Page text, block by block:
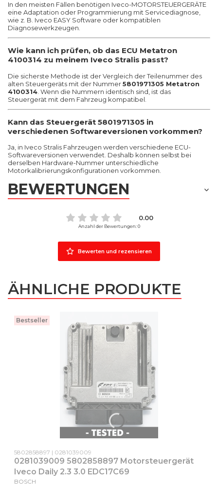
In den meisten Fällen benötigen Iveco-MOTORSTEUERGERÄTE
eine Adaptation oder Programmierung mit Servicediagnose,
wie z. B. Iveco EASY Software oder kompatiblen
Diagnosewerkzeugen.
Wie kann ich prüfen, ob das ECU Metatron
4100314 zu meinem Iveco Stralis passt?
Die sicherste Methode ist der Vergleich der Teilenummer des
alten Steuergeräts mit der Nummer5801971305 Metatron
4100314 . Wenn die Nummern identisch sind, ist das
Steuergerät mit dem Fahrzeug kompatibel.
Kann das Steuergerät 5801971305 in
verschiedenen Softwareversionen vorkommen?
Ja, in Iveco Stralis Fahrzeugen werden verschiedene ECU-
Softwareversionen verwendet. Deshalb können selbst bei
derselben Hardware-Nummer unterschiedliche
Motorkalibrierungskonfigurationen vorkommen.
BEWERTUNGEN
0.00
Anzahl der Bewertungen: 0
Bewerten und rezensieren
ÄHNLICHE PRODUKTE
Bestseller
Produktcode
5802858897 Herstellercode
0281039009
0281039009 5802858897 Motorsteuergerät
Iveco Daily 2.3 3.0 EDC17C69
HERSTELLER
BOSCH